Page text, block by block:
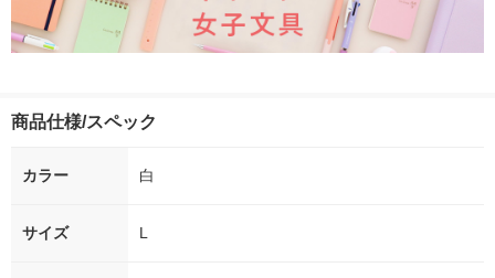
商品仕様/スペック
カラー 白
サイズ L